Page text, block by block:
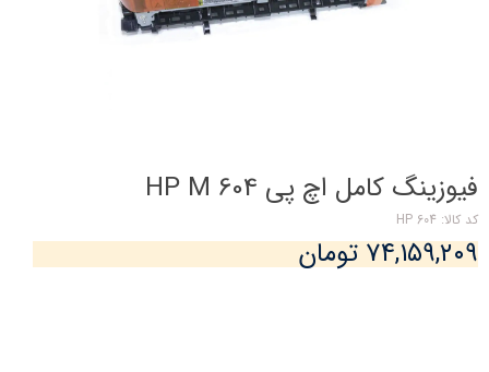
فیوزینگ کامل اچ پی HP M 604
کد کالا: HP 604
۷۴,۱۵۹,۲۰۹ تومان